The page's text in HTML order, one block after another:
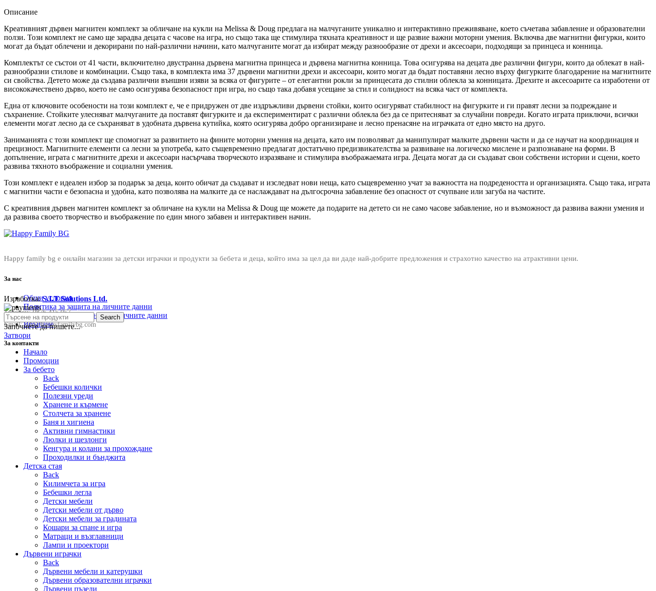
Описание
Креативният дървен магнитен комплект за обличане на кукли на Melissa & Doug предлага на малчуганите уникално и интерактивно преживяване, което съчетава забавление и образователни
ползи. Този комплект не само ще зарадва децата с часове на игра, но също така ще стимулира тяхната креативност и ще развие важни моторни умения. Включва две магнитни фигурки, които
могат да бъдат облечени и декорирани по най-различни начини, като малчуганите могат да избират между разнообразие от дрехи и аксесоари, подходящи за принцеса и конница.
Комплектът се състои от 41 части, включително двустранна дървена магнитна принцеса и дървена магнитна конница. Това осигурява на децата две различни фигури, които да облекат в най-
разнообразни стилове и комбинации. Също така, в комплекта има 37 дървени магнитни дрехи и аксесоари, които могат да бъдат поставяни лесно върху фигурките благодарение на магнитните
си свойства. Детето може да създава различни външни изяви за всяка от фигурите – от елегантни рокли за принцесата до стилни облекла за конницата. Дрехите и аксесоарите са изработени от
висококачествено дърво, което не само осигурява безопасност при игра, но също така добавя усещане за стил и солидност на всяка част от комплекта.
Една от ключовите особености на този комплект е, че е придружен от две издръжливи дървени стойки, които осигуряват стабилност на фигурките и ги правят лесни за подреждане и
съхранение. Стойките улесняват малчуганите да поставят фигурките и да експериментират с различни облекла без да се притесняват за случайни повреди. Когато играта приключи, всички
елементи могат лесно да се съхраняват в удобната дървена кутийка, която осигурява добро организиране и лесно пренасяне на играчката от едно място на друго.
Заниманията с този комплект ще спомогнат за развитието на фините моторни умения на децата, като им позволяват да манипулират малките дървени части и да се научат на координация и
прецизност. Магнитните елементи са лесни за употреба, като същевременно предлагат достатъчно предизвикателства за развиване на логическо мислене и разпознаване на форми. В
допълнение, играта с магнитните дрехи и аксесоари насърчава творческото изразяване и стимулира въображаемата игра. Децата могат да си създават свои собствени истории и сцени, което
развива тяхното въображение и социални умения.
Този комплект е идеален избор за подарък за деца, които обичат да създават и изследват нови неща, като същевременно учат за важността на подредеността и организацията. Също така, играта
с магнитни части е безопасна и удобна, като позволява на малките да се наслаждават на дългосрочна забавление без опасност от счупване или загуба на частите.
С креативния дървен магнитен комплект за обличане на кукли на Melissa & Doug ще можете да подарите на детето си не само часове забавление, но и възможност да развива важни умения и
да развива своето творчество и въображение по един много забавен и интерактивен начин.
Happy family bg е онлайн магазин за детски играчки и продукти за бебета и деца, който има за цел да ви даде най-добрите предложения и страхотно качество на атрактивни цени.
За нас
Общи условия
Политика за защита на личните данни
Политика за съхранение на личните данни
Връщане
За контакти
Телефон:0876 415 057
Email:sale@happyfamilybg.com
Изработка:S.I.T Solutions Ltd.
Search
Започнете да пишете...
Затвори
Начало
Промоции
За бебето
Back
Бебешки колички
Полезни уреди
Хранене и кърмене
Столчета за хранене
Баня и хигиена
Активни гимнастики
Люлки и шезлонги
Кенгура и колани за прохождане
Проходилки и бънджита
Детска стая
Back
Килимчета за игра
Бебешки легла
Детски мебели
Детски мебели от дърво
Детски мебели за градината
Кошари за спане и игра
Матраци и възглавници
Лампи и проектори
Дървени играчки
Back
Дървени мебели и катерушки
Дървени образователни играчки
Дървени пъзели